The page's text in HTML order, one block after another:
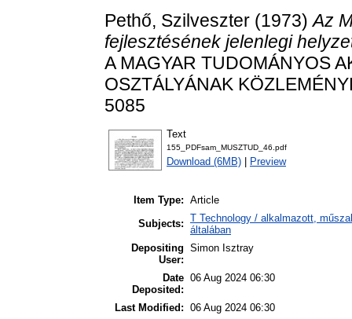
Pethő, Szilveszter (1973)Az
fejlesztésének jelenlegi
A MAGYAR TUDOMÁNYOS
OSZTÁLYÁNAK
5085
Text
155_PDFsam_MUSZTUD_46.pdf
Download (6MB) Preview
Item Type: Article
Subjects: T Technology / alkalmazott,
általában
Depositing
User:
Simon Isztray
Date
Deposited:
06 Aug 2024 06:30
Last Modified: 06 Aug 2024 06:30